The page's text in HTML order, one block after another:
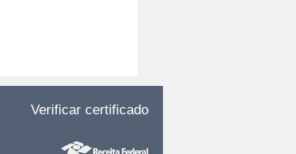
Verificar certificado